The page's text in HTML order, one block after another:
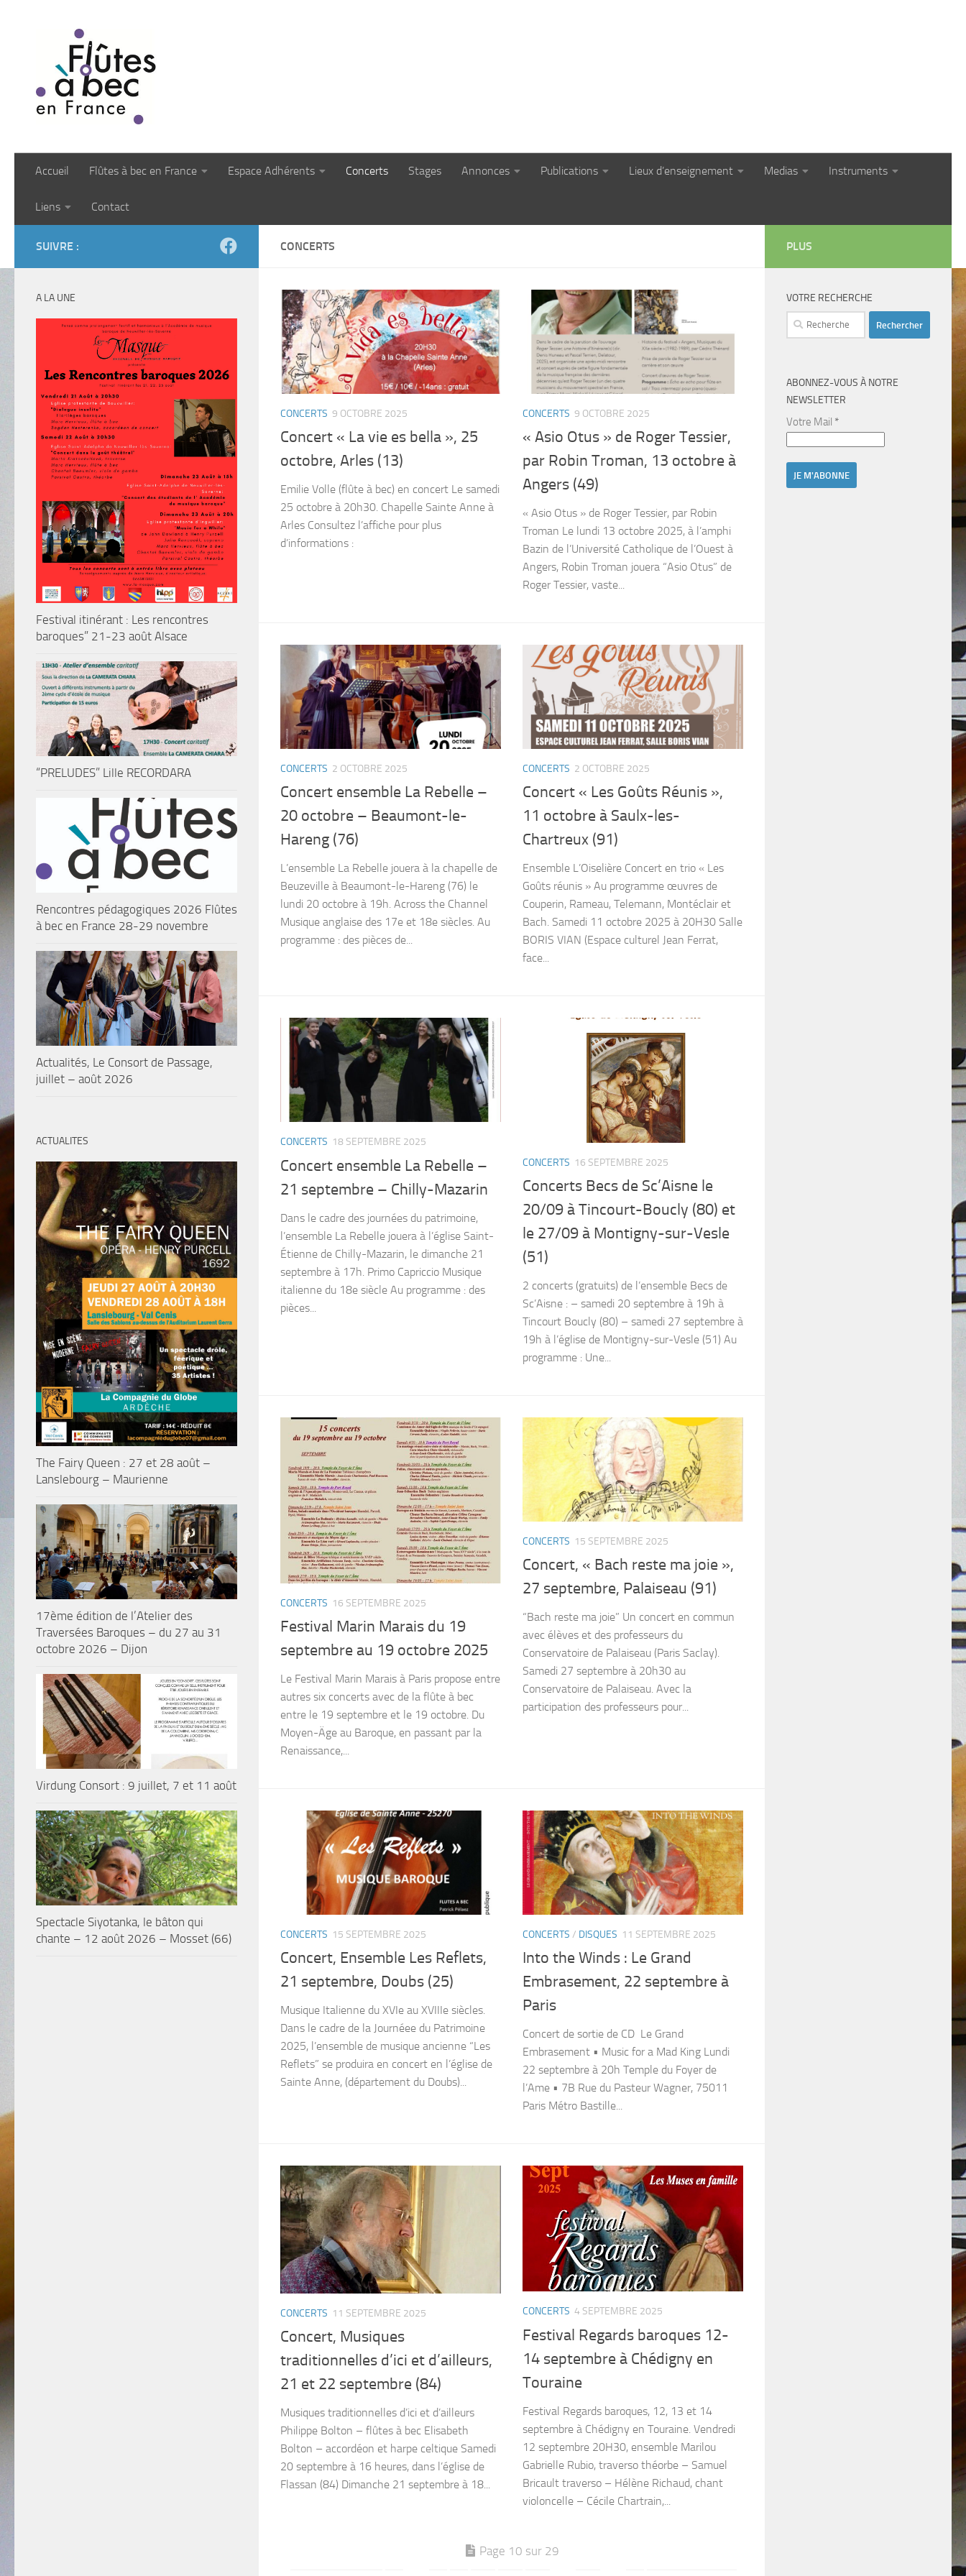
Accueil Flûtes à bec en France Espace Adhérents Concerts Stages Annonces Publications Lieux d’enseignement Medias Instruments
Liens Contact
CONCERTS
CONCERTS 9 OCTOBRE 2025
Concert « La vie es bella », 25
octobre, Arles (13)
Emilie Volle (flûte à bec) en concert Le samedi
25 octobre à 20h30. Chapelle Sainte Anne à
Arles Consultez l’affiche pour plus
d’informations :
CONCERTS 9 OCTOBRE 2025
« Asio Otus » de Roger Tessier,
par Robin Troman, 13 octobre à
Angers (49)
« Asio Otus » de Roger Tessier, par Robin
Troman Le lundi 13 octobre 2025, à l’amphi
Bazin de l’Université Catholique de l’Ouest à
Angers, Robin Troman jouera “Asio Otus” de
Roger Tessier, vaste...
CONCERTS 2 OCTOBRE 2025
Concert ensemble La Rebelle –
20 octobre – Beaumont-le-
Hareng (76)
L’ensemble La Rebelle jouera à la chapelle de
Beuzeville à Beaumont-le-Hareng (76) le
lundi 20 octobre à 19h. Across the Channel
Musique anglaise des 17e et 18e siècles. Au
programme : des pièces de...
CONCERTS 2 OCTOBRE 2025
Concert « Les Goûts Réunis »,
11 octobre à Saulx-les-
Chartreux (91)
Ensemble L’Oiselière Concert en trio « Les
Goûts réunis » Au programme œuvres de
Couperin, Rameau, Telemann, Montéclair et
Bach. Samedi 11 octobre 2025 à 20H30 Salle
BORIS VIAN (Espace culturel Jean Ferrat,
face...
CONCERTS 18 SEPTEMBRE 2025
Concert ensemble La Rebelle –
21 septembre – Chilly-Mazarin
Dans le cadre des journées du patrimoine,
l’ensemble La Rebelle jouera à l’église Saint-
Étienne de Chilly-Mazarin, le dimanche 21
septembre à 17h. Primo Capriccio Musique
italienne du 18e siècle Au programme : des
pièces...
CONCERTS 16 SEPTEMBRE 2025
Concerts Becs de Sc’Aisne le
20/09 à Tincourt-Boucly (80) et
le 27/09 à Montigny-sur-Vesle
(51)
2 concerts (gratuits) de l’ensemble Becs de
Sc’Aisne : – samedi 20 septembre à 19h à
Tincourt Boucly (80) – samedi 27 septembre à
19h à l’église de Montigny-sur-Vesle (51) Au
programme : Une...
CONCERTS 16 SEPTEMBRE 2025
Festival Marin Marais du 19
septembre au 19 octobre 2025
Le Festival Marin Marais à Paris propose entre
autres six concerts avec de la flûte à bec
entre le 19 septembre et le 19 octobre. Du
Moyen-Äge au Baroque, en passant par la
Renaissance,...
CONCERTS 15 SEPTEMBRE 2025
Concert, « Bach reste ma joie »,
27 septembre, Palaiseau (91)
“Bach reste ma joie” Un concert en commun
avec élèves et des professeurs du
Conservatoire de Palaiseau (Paris Saclay).
Samedi 27 septembre à 20h30 au
Conservatoire de Palaiseau. Avec la
participation des professeurs pour...
CONCERTS 15 SEPTEMBRE 2025
Concert, Ensemble Les Reflets,
21 septembre, Doubs (25)
Musique Italienne du XVIe au XVIIIe siècles.
Dans le cadre de la Journéee du Patrimoine
2025, l’ensemble de musique ancienne “Les
Reflets” se produira en concert en l’église de
Sainte Anne, (département du Doubs)...
CONCERTS / DISQUES 11 SEPTEMBRE 2025
Into the Winds : Le Grand
Embrasement, 22 septembre à
Paris
Concert de sortie de CD Le Grand
Embrasement • Music for a Mad King Lundi
22 septembre à 20h Temple du Foyer de
l’Ame • 7B Rue du Pasteur Wagner, 75011
Paris Métro Bastille...
CONCERTS 11 SEPTEMBRE 2025
Concert, Musiques
traditionnelles d’ici et d’ailleurs,
21 et 22 septembre (84)
Musiques traditionnelles d’ici et d’ailleurs
Philippe Bolton – flûtes à bec Elisabeth
Bolton – accordéon et harpe celtique Samedi
20 septembre à 16 heures, dans l’église de
Flassan (84) Dimanche 21 septembre à 18...
CONCERTS 4 SEPTEMBRE 2025
Festival Regards baroques 12-
14 septembre à Chédigny en
Touraine
Festival Regards baroques, 12, 13 et 14
septembre à Chédigny en Touraine. Vendredi
12 septembre 20H30, ensemble Marilou
Gabrielle Rubio, traverso théorbe – Samuel
Bricault traverso – Hélène Richaud, chant
violoncelle – Cécile Chartrain,...
Page 10 sur 29
SUIVRE :
A LA UNE
Festival itinérant : Les rencontres
baroques” 21-23 août Alsace
“PRELUDES” Lille RECORDARA
Rencontres pédagogiques 2026 Flûtes
à bec en France 28-29 novembre
Actualités, Le Consort de Passage,
juillet – août 2026
ACTUALITES
The Fairy Queen : 27 et 28 août –
Lanslebourg – Maurienne
17ème édition de l’Atelier des
Traversées Baroques – du 27 au 31
octobre 2026 – Dijon
Virdung Consort : 9 juillet, 7 et 11 août
Spectacle Siyotanka, le bâton qui
chante – 12 août 2026 – Mosset (66)
PLUS
VOTRE RECHERCHE
Rechercher :
ABONNEZ-VOUS À NOTRE
NEWSLETTER
Votre Mail *